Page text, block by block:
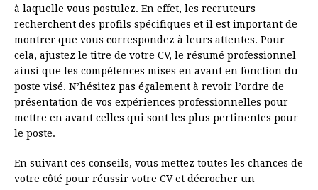
à laquelle vous postulez. En effet, les recruteurs
recherchent des profils spécifiques et il est important de
montrer que vous correspondez à leurs attentes. Pour
cela, ajustez le titre de votre CV, le résumé professionnel
ainsi que les compétences mises en avant en fonction du
poste visé. N’hésitez pas également à revoir l’ordre de
présentation de vos expériences professionnelles pour
mettre en avant celles qui sont les plus pertinentes pour
le poste.
En suivant ces conseils, vous mettez toutes les chances de
votre côté pour réussir votre CV et décrocher un